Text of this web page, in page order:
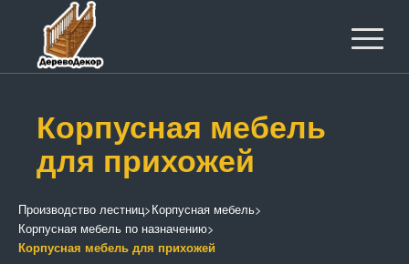
Корпусная мебель
для прихожей
Производство лестниц>Корпусная мебель>
Корпусная мебель по назначению>
Корпусная мебель для прихожей